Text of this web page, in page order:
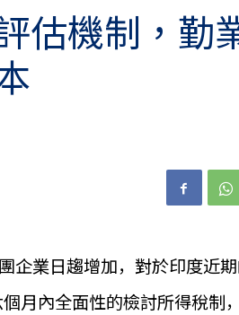
估機制，勤
企業日趨增加，對於印度近
月內全面性的檢討所得稅制